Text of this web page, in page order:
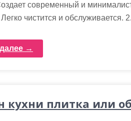
современный и
Легко чистится и
→
кухни плитка или